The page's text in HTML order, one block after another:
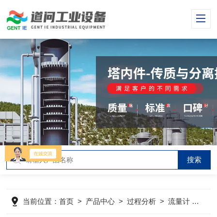
当前位置：首页 > 产品中心 >过程分析 >流量计